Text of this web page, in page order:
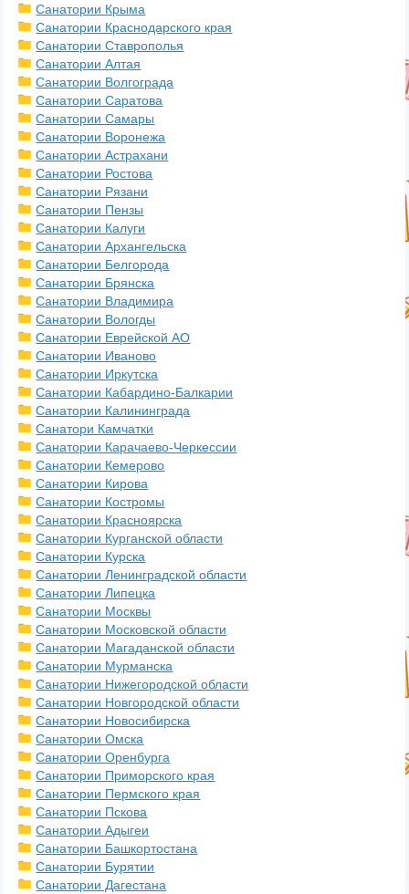
Санатории Крыма
Санатории Краснодарского края
Санатории Ставрополья
Санатории Алтая
Санатории Волгограда
Санатории Саратова
Санатории Самары
Санатории Воронежа
Санатории Астрахани
Санатории Ростова
Санатории Рязани
Санатории Пензы
Санатории Калуги
Санатории Архангельска
Санатории Белгорода
Санатории Брянска
Санатории Владимира
Санатории Вологды
Санатории Еврейской АО
Санатории Иваново
Санатории Иркутска
Санатории Кабардино-Балкарии
Санатории Калининграда
Санатори Камчатки
Санатории Карачаево-Черкессии
Санатории Кемерово
Санатории Кирова
Санатории Костромы
Санатории Красноярска
Санатории Курганской области
Санатории Курска
Санатории Ленинградской области
Санатории Липецка
Санатории Москвы
Санатории Московской области
Санатории Магаданской области
Санатории Мурманска
Санатории Нижегородской области
Санатории Новгородской области
Санатории Новосибирска
Санатории Омска
Санатории Оренбурга
Санатории Приморского края
Санатории Пермского края
Санатории Пскова
Санатории Адыгеи
Санатории Башкортостана
Санатории Бурятии
Санатории Дагестана